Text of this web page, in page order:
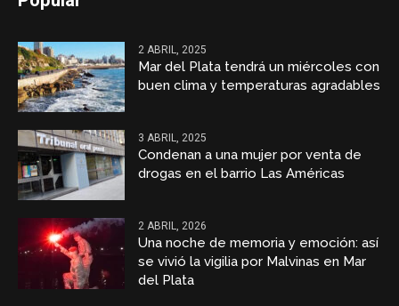
2 ABRIL, 2025
Mar del Plata tendrá un miércoles con
buen clima y temperaturas agradables
3 ABRIL, 2025
Condenan a una mujer por venta de
drogas en el barrio Las Américas
2 ABRIL, 2026
Una noche de memoria y emoción: así
se vivió la vigilia por Malvinas en Mar
del Plata